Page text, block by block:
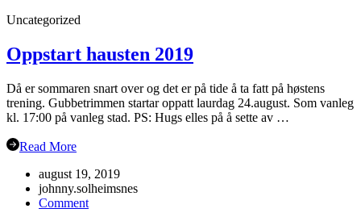
Uncategorized
Oppstart hausten 2019
Då er sommaren snart over og det er på tide å ta fatt på høstens
trening. Gubbetrimmen startar oppatt laurdag 24.august. Som vanleg
kl. 17:00 på vanleg stad. PS: Hugs elles på å sette av …
Read More
august 19, 2019
johnny.solheimsnes
Commenton